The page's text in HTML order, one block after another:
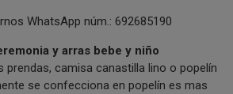
WhatsApp núm.: 692685190
y arras bebe y niño
camisa canastilla lino o popelín
se confecciona en popelín es mas